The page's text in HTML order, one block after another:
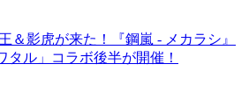
＆影虎が来た！『鋼嵐 - メカラシ』
タル」コラボ後半が開催！